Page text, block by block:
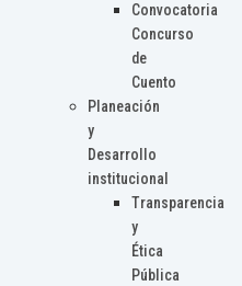
Convocatoria
Concurso
de
Cuento
Planeación
y
Desarrollo
institucional
Transparencia
y
Ética
Pública